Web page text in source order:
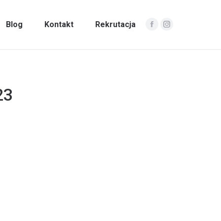
Blog Kontakt Rekrutacja
FacebookInstagram